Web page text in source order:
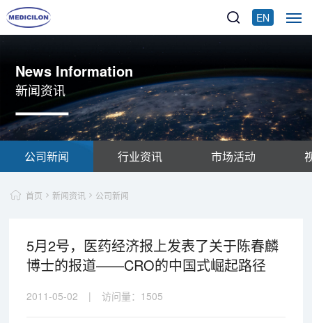
EN
News Information
新闻资讯
公司新闻 行业资讯 市场活动
首页 新闻资讯 公司新闻
5月2号，医药经济报上发表了关于陈春麟
博士的报道——CRO的中国式崛起路径
2011-05-02 | 访问量： 1505